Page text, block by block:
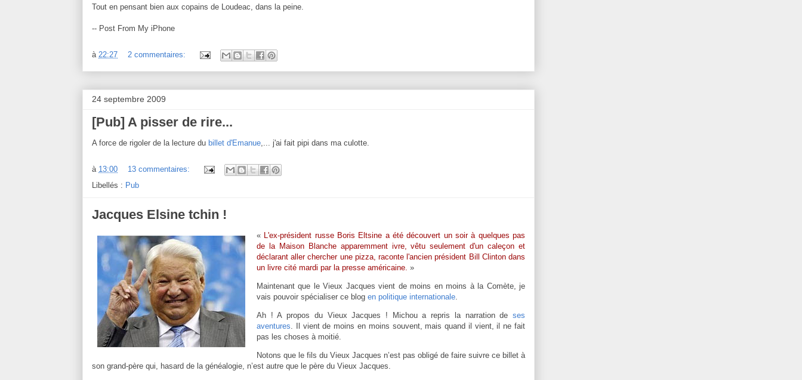
Tout en pensant bien aux copains de Loudeac, dans la peine.
-- Post From My iPhone
à 22:27 2 commentaires:
24 septembre 2009
[Pub] A pisser de rire...
A force de rigoler de la lecture du billet d'Emanue ,... j'ai fait pipi dans ma culotte.
à 13:00
13 commentaires:
Libellés : Pub
Jacques Elsine tchin !
«
L'ex-président russe Boris Eltsine a été découvert un soir à quelques pas
de la Maison Blanche apparemment ivre, vêtu seulement d'un caleçon et
déclarant aller chercher une pizza, raconte l'ancien président Bill Clinton dans
un livre cité mardi par la presse américaine. »
Maintenant que le Vieux Jacques vient de moins en moins à la Comète, je
vais pouvoir spécialiser ce blog en politique internationale
Ah ! A propos du Vieux Jacques ! Michou a repris la narration de ses
aventures . Il vient de moins en moins souvent, mais quand il vient, il ne fait
pas les choses à moitié.
Notons que le fils du Vieux Jacques n’est pas obligé de faire suivre ce billet à
son grand-père qui, hasard de la généalogie, n’est autre que le père du Vieux Jacques.